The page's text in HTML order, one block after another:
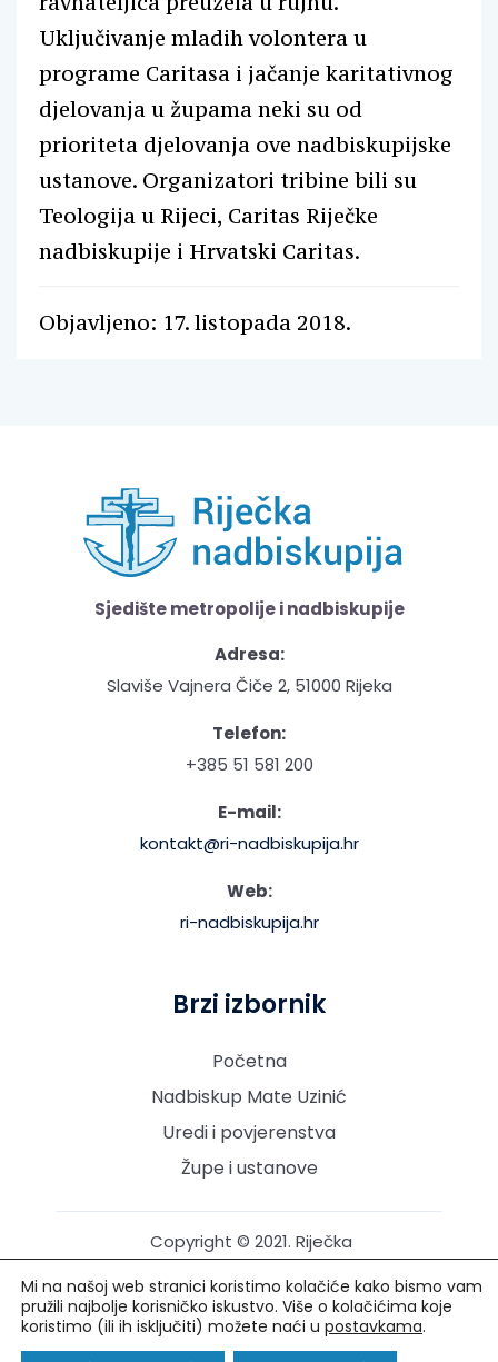
Uključivanje mladih volontera u
programe Caritasa i jačanje karitativnog
djelovanja u župama neki su od
prioriteta djelovanja ove nadbiskupijske
ustanove. Organizatori tribine bili su
Teologija u Rijeci, Caritas Riječke
nadbiskupije i Hrvatski Caritas.
Objavljeno: 17. listopada 2018.
Sjedište metropolije i nadbiskupije
Adresa:
Slaviše Vajnera Čiče 2, 51000 Rijeka
Telefon:
+385 51 581 200
E-mail:
kontakt@ri-nadbiskupija.hr
Web:
ri-nadbiskupija.hr
Brzi izbornik
Početna
Nadbiskup Mate Uzinić
Uredi i povjerenstva
Župe i ustanove
Copyright © 2021. Riječka
pridržana.
Izrada i održavanje: Creative Media™
Mi na našoj web stranici koristimo kolačiće kako bismo vam
pružili najbolje korisničko iskustvo. Više o kolačićima koje
koristimo (ili ih isključiti) možete naći u postavkama.